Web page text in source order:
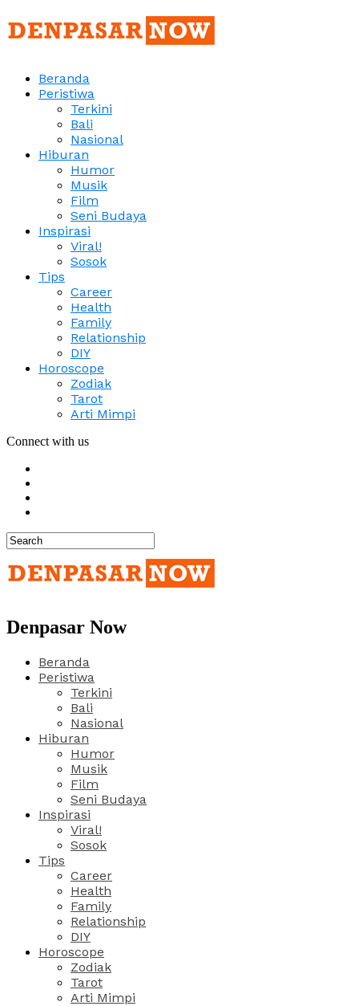
Beranda
Peristiwa
Terkini
Bali
Nasional
Hiburan
Humor
Musik
Film
Seni Budaya
Inspirasi
Viral!
Sosok
Tips
Career
Health
Family
Relationship
DIY
Horoscope
Zodiak
Tarot
Arti Mimpi
Connect with us
Denpasar Now
Beranda
Peristiwa
Terkini
Bali
Nasional
Hiburan
Humor
Musik
Film
Seni Budaya
Inspirasi
Viral!
Sosok
Tips
Career
Health
Family
Relationship
DIY
Horoscope
Zodiak
Tarot
Arti Mimpi